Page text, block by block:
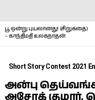
பூ ஒன்று புயலானது! (சிறுகதை)
– காந்திமதி உலகநாதன்
Short Story Contest 2021
அன்பு
அசோக்